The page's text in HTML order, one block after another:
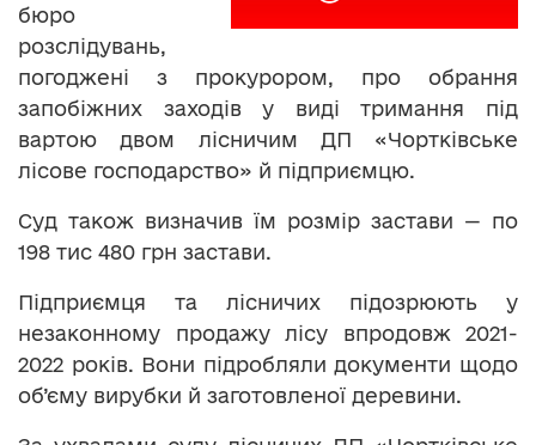
бюро
розслідувань,
погоджені з прокурором, про обрання
запобіжних заходів у виді тримання під
вартою двом лісничим ДП «Чортківське
лісове господарство» й підприємцю.
Суд також визначив їм розмір застави — по
198 тис 480 грн застави.
Підприємця та лісничих підозрюють у
незаконному продажу лісу впродовж 2021-
2022 років. Вони підробляли документи щодо
об’єму вирубки й заготовленої деревини.